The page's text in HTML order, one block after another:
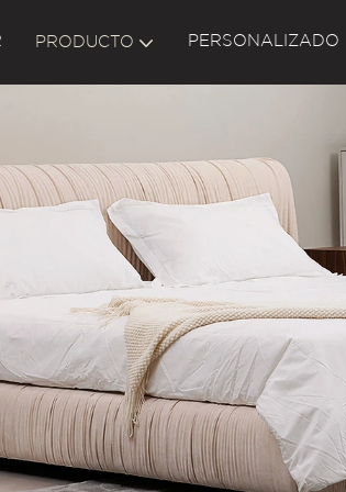
PRODUCTO PERSONALIZADO